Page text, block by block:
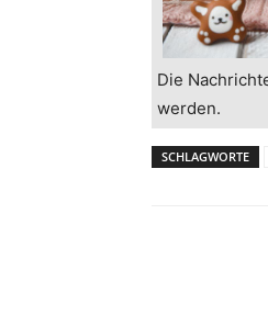
Die
werden.
SCHLAGWORTE